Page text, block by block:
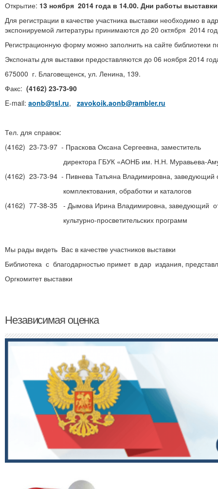
Открытие: 13 ноября 2014 года в 14.00. Дни работы
Для регистрации в качестве участника выставки необходимо в
экспонируемой литературы принимаются до 20 октября 2014
Регистрационную форму можно заполнить на сайте библиотеки
Экспонаты для выставки предоставляются до 06 ноября 2014
675000 г. Благовещенск, ул. Ленина, 139.
Факс: (4162) 23-73-90
E-mail: aonb@tsl.ru, zavokoik.aonb@rambler.ru
Тел. для справок:
(4162) 23-73-97 - Праскова Оксана Сергеевна, заместитель
директора ГБУК «АОНБ им. Н.Н. Муравьева-
(4162) 23-73-94 - Пивнева Татьяна Владимировна, заведующий
комплектования, обработки и каталогов
(4162) 77-38-35 - Дымова Ирина Владимировна, заведующий
культурно-просветительских программ
Мы рады видеть Вас в качестве участников выставки
Библиотека с благодарностью примет в дар издания,
Оргкомитет выставки
Независимая оценка